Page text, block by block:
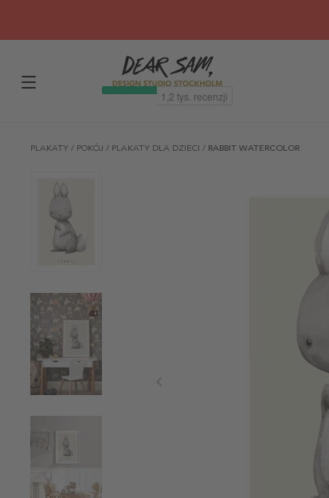
PLAKATY / POKÓJ / PLAKATY DLA DZIECI / RABBIT WATERCOLOR